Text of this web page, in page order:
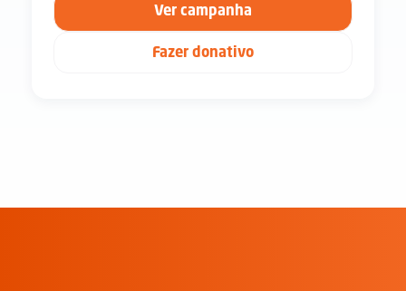
Ver campanha
Fazer donativo